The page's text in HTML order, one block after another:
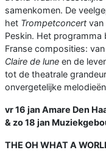
samenkomen. De
het Trompetconcert van
Peskin. Het programma
Franse composities:
Claire de lune en de
tot de theatrale
onvergetelijke
vr 16 jan Amare Den
& zo 18 jan
THE OH WHAT A